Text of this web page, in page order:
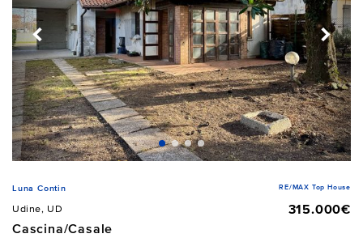
Luna Contin RE/MAX Top House
Udine, UD
315.000€
Cascina/Casale